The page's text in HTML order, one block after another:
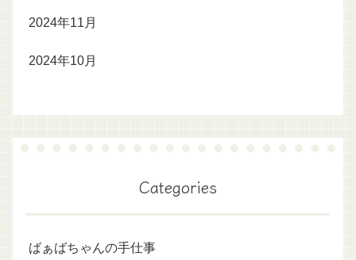
2024年11月
2024年10月
Categories
ばぁばちゃんの手仕事